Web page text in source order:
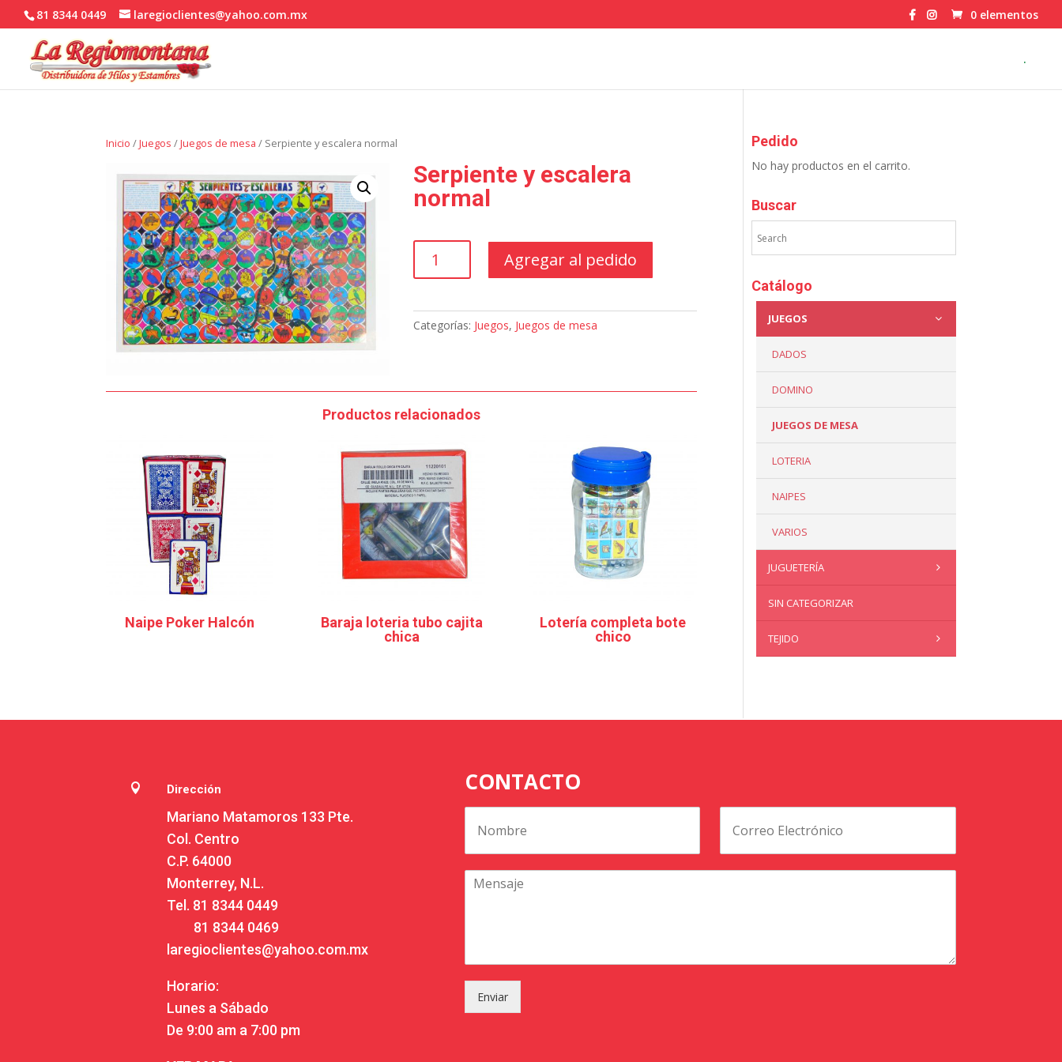
81 8344 0449 laregioclientes@yahoo.com.mx 0 elementos
.
Inicio /Juegos /Juegos de mesa / Serpiente y escalera normal
Serpiente y escalera
normal
cantidad
Agregar al pedido
Categorías: Juegos, Juegos de mesa
Productos relacionados
Naipe Poker Halcón
Baraja loteria tubo cajita
chica
Lotería completa bote
chico
Pedido
No hay productos en el carrito.
Buscar
Catálogo
JUEGOS
DADOS
DOMINO
JUEGOS DE MESA
LOTERIA
NAIPES
VARIOS
JUGUETERÍA
SIN CATEGORIZAR
TEJIDO
 Dirección
Mariano Matamoros 133 Pte.
Col. Centro
C.P. 64000
Monterrey, N.L.
Tel. 81 8344 0449
81 8344 0469
laregioclientes@yahoo.com.mx
Horario:
Lunes a Sábado
De 9:00 am a 7:00 pm
CONTACTO
Enviar